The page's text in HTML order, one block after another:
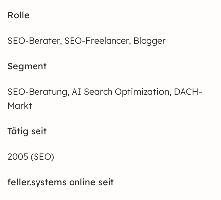
Rolle
SEO-Berater, SEO-Freelancer, Blogger
Segment
SEO-Beratung, AI Search Optimization, DACH-
Markt
Tätig seit
2005 (SEO)
feller.systems online seit